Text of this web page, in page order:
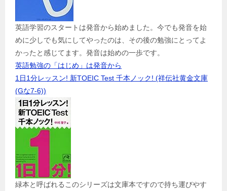
英語学習のスタートは発音から始めました。今でも発音を始
めに少しでも気にしてやったのは、その後の勉強にとってよ
かったと感じてます。発音は始めの一歩です。
英語勉強の「はじめ」は発音から
1日1分レッスン! 新TOEIC Test 千本ノック! (祥伝社黄金文庫
(Gな7-6))
緑本と呼ばれるこのシリーズは文庫本ですので持ち運びやす